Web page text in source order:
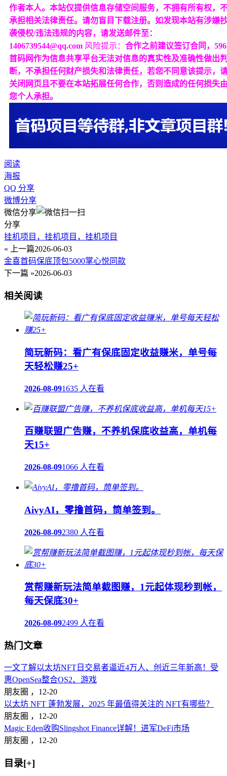
作者本人。本站仅提供信息存储空间服务，不拥有所有权，
承担相关法律责任。请勿盲目下载注册。如发现本站有涉嫌
袭侵权/违法违规的内容，请发送邮件至：
1406739544@qq.com 风险提示： 合作之前建议签订合同，596
首码网作为信息共享平台无法对信息的真实性及准确性做出
断，不承担任何财产损失和法律责任，若您不同意该提示，
关闭网页且不要在本站拓展任何合作，否则造成的任何损失
您个人承担。
阅读
海报
QQ 分享
微博分享
微信分享
分享
挂机项目，挂机项目，挂机项目
« 上一篇2026-06-03
金喜首码保底顶包5000掌心悦同款
下一篇 »2026-06-03
相关阅读
简玩新码：看广有保底固定收益赚米，单号每
天轻松赚25+
2026-08-091635 人在看
百赚联盟广告赚，不养机保底收益高，单机每
天15+
2026-08-091066 人在看
AivyAI，零撸首码，筒单签到。
2026-08-092380 人在看
赏帮赚新玩法简单截图赚，1元起体现秒到帐，
每天保底30+
2026-08-092499 人在看
热门文章
一文了解以太坊NFT日交易者逼近4万人、创近三年新高！受
惠OpenSea整合OS2、游戏
朋友圈 ， 12-20
以太坊 NFT 蓬勃发展，2025 年最值得关注的 NFT有哪些？
朋友圈 ， 12-20
Magic Eden收购Slingshot Finance详解！进军DeFi市场
朋友圈 ， 12-20
目录[+]